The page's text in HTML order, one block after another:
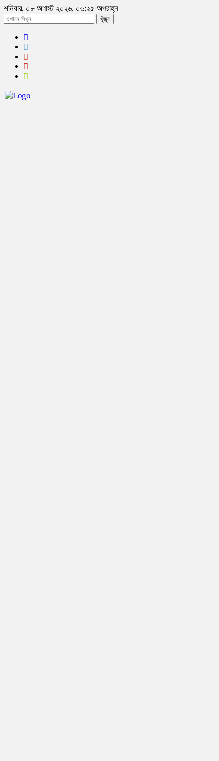
শনিবার, ০৮ অগাস্ট ২০২৬, ০৬:২৫ অপরাহ্ন
খুঁজুন